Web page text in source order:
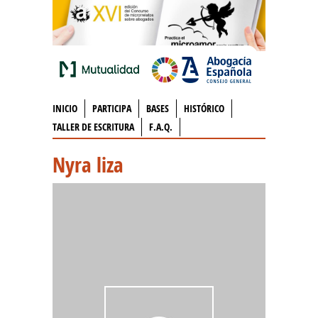
INICIO PARTICIPA BASES
HISTÓRICO
TALLER DE ESCRITURA
F.A.Q.
Nyra liza